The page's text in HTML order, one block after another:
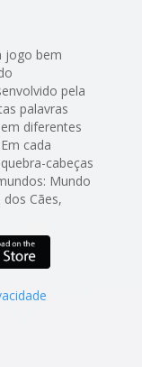
jogo bem
pela
palavras
diferentes
cada
cabeças
Mundo
Cães,